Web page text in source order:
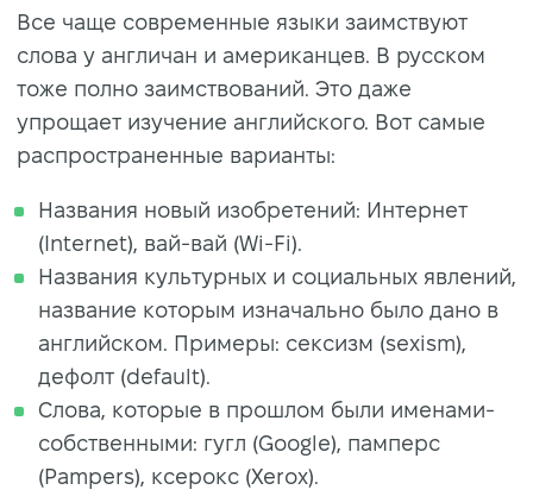
Все чаще современные языки заимствуют
слова у англичан и американцев. В русском
тоже полно заимствований. Это даже
упрощает изучение английского. Вот самые
распространенные варианты:
Названия новый изобретений: Интернет
(Internet), вай-вай (Wi-Fi).
Названия культурных и социальных явлений,
название которым изначально было дано в
английском. Примеры: сексизм (sexism),
дефолт (default).
Слова, которые в прошлом были именами-
собственными: гугл (Google), памперс
(Pampers), ксерокс (Xerox).